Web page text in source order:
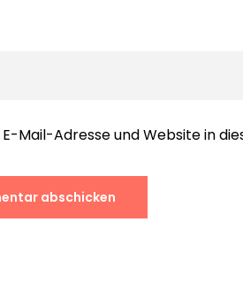
E-Mail-Adresse und Website in